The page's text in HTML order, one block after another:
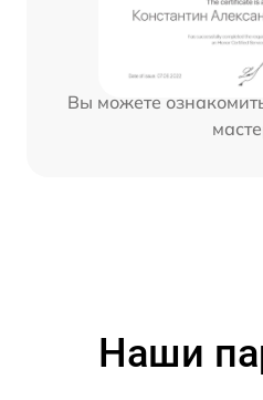
Вы можете
Наши